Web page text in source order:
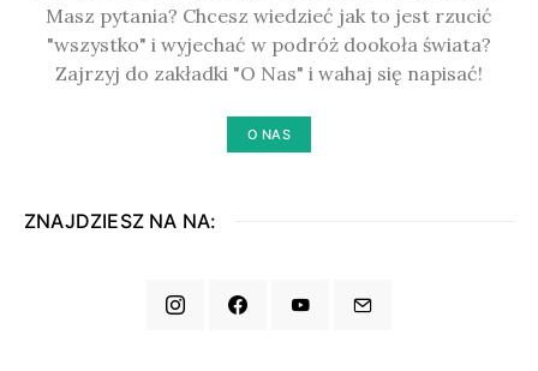
Masz pytania? Chcesz wiedzieć jak to jest rzucić
"wszystko" i wyjechać w podróż dookoła świata?
Zajrzyj do zakładki "O Nas" i wahaj się napisać!
O NAS
ZNAJDZIESZ NA NA: